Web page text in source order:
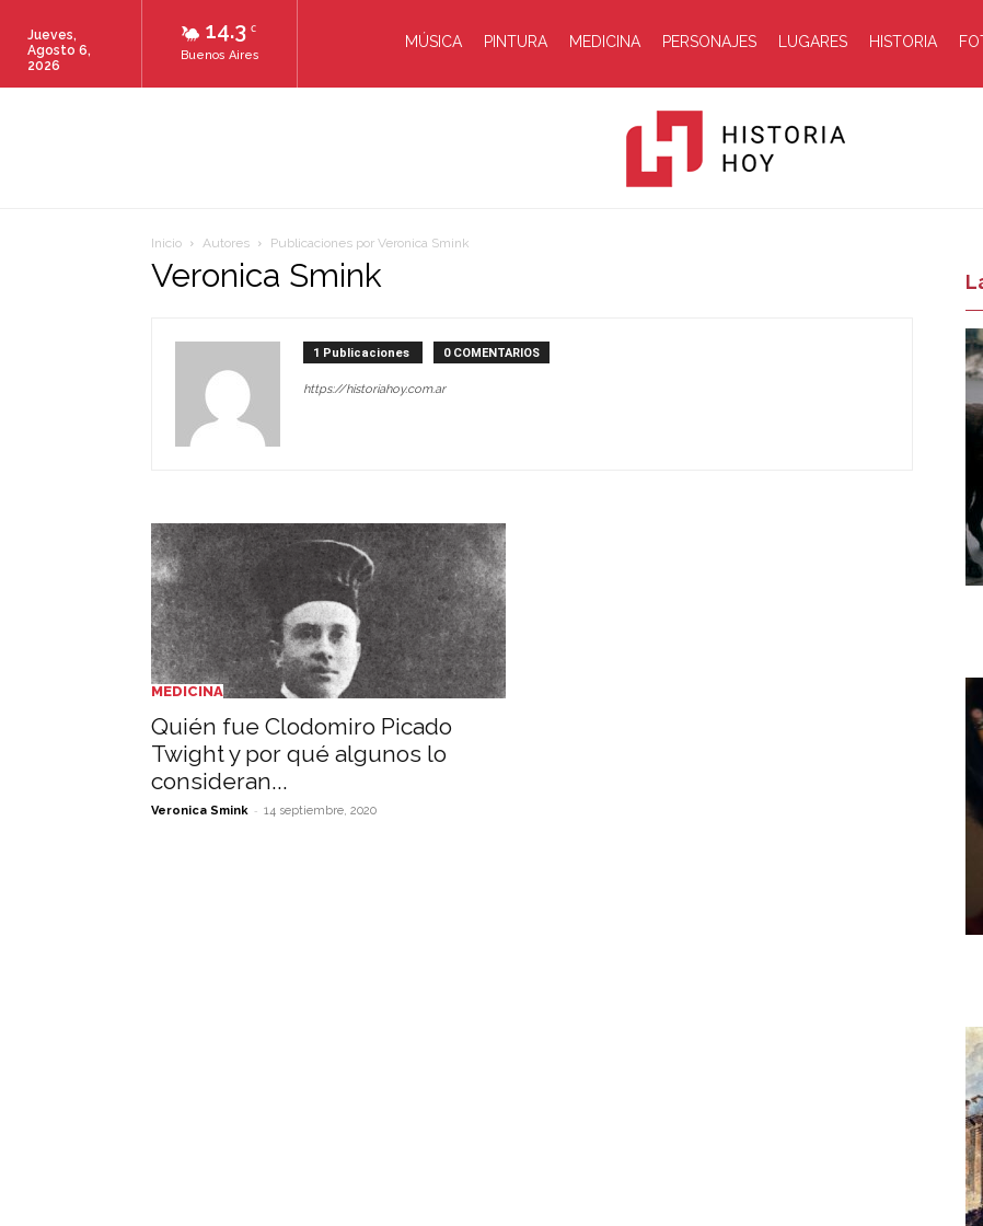
14.3 C
Buenos Aires
Jueves,
Agosto 6,
2026
MÚSICA PINTURA MEDICINA PERSONAJES LUGARES HISTORIA
Inicio Autores Publicaciones por Veronica Smink
Veronica Smink
1 Publicaciones 0 COMENTARIOS
https://historiahoy.com.ar
MEDICINA
Quién fue Clodomiro Picado
Twight y por qué algunos lo
consideran...
Veronica Smink - 14 septiembre, 2020